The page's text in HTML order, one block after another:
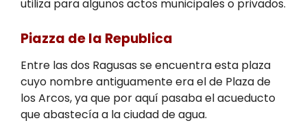
utiliza para algunos actos municipales o privados.
Piazza de la Republica
Entre las dos Ragusas se encuentra esta plaza
cuyo nombre antiguamente era el de Plaza de
los Arcos, ya que por aquí pasaba el acueducto
que abastecía a la ciudad de agua.